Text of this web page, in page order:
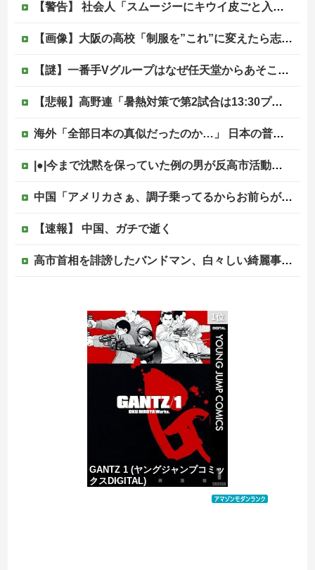
【警告】 社会人「スムージーにキウイ皮ごと入れよ。これ美容にいいんだよね〜」→ 結果…
【画像】大阪の高校「制服を”これ”に変えたら志願者がめちゃくちゃ増えた」
【謎】一番手Vグループはなぜ任天堂からあそこまで寵愛されるんだ？
【悲報】高野連「暑熱対策で第2試合は13:30プレイボールや！」他
海外「全部日本の真似だったのか…」 日本の普通のテレビ番組が最新SNSの数十年先を行っていたと話題に
|●|今まで沈黙を保っていた例の男が反高市活動を再開した模様、財務省を手を組んでの返り咲きが狙いか？
中国「アメリカさぁ、調子乗ってるからお前らが頼ってる軍用中国ドローン輸出禁止するわw」
【速報】 中国、ガチで逝く
高市首相を誹謗したバンドマン、白々しい綺麗事を吐きまくっていたが実際の所業が発覚してしまい……
【訃報】ツルマルツヨシが死去 31歳
【速報】元原爆資料館館長「もし可能なら修学旅行や平和学習の小学生に炎天下で腐敗した遺体の臭いを再現し嗅がせたい」
【移民政策反対】イオンの売り場で唐揚げを食う中国人の子供
1位
GANTZ 1 (ヤングジャンプコミッ
クスDIGITAL)
価格：¥100